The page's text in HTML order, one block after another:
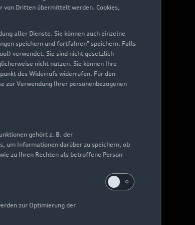
von Dritten übermittelt werden. Cookies,
aller Dienste. Sie können auch einzelne
speichern und fortfahren" speichern. Falls
verwendet. Sie sind nicht gesetzlich
nicht nutzen. Sie können Ihre
des Widerrufs widerrufen. Für den
zur Verwendung Ihrer personenbezogenen
gehört z. B. der
um Informationen darüber zu speichern, ob
zu Ihren Rechten als betroffene Person
zur Optimierung der